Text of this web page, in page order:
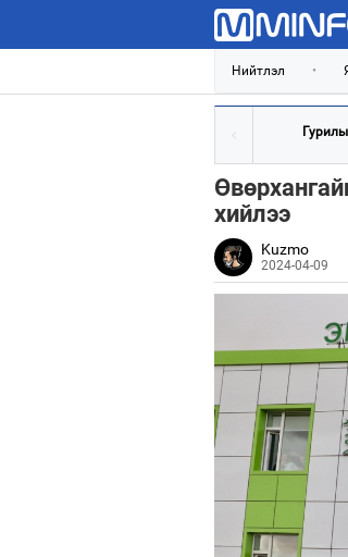
Нийтлэл •
хийлээ
Kuzmo
2024-04-09